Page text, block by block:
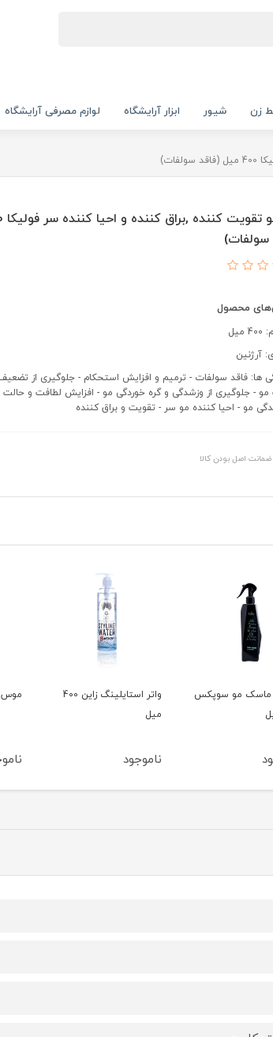
زن شیور ابزار آرایشگاه لوازم مصرفی آرایشگاه
سولفات)
محصول
آرژنین
ها: فاقد سولفات - ترمیم و افزایش استحکام - جلوگیری از
مو - جلوگیری از وزشدگی و گره خوردگی مو - افزایش لطافت و حالت
مو - احیا کننده مو سر - تقویت و براق کننده
ضمانت اصل بودن کالا
واتر استایلینگ زاین 400
موس مو تاپیک
ناموجود